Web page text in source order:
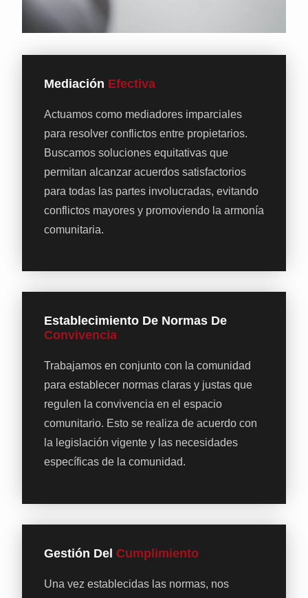
Mediación Efectiva
Actuamos como mediadores imparciales
para resolver conflictos entre propietarios.
Buscamos soluciones equitativas que
permitan alcanzar acuerdos satisfactorios
para todas las partes involucradas, evitando
conflictos mayores y promoviendo la armonía
comunitaria.
Establecimiento De Normas De
Convivencia
Trabajamos en conjunto con la comunidad
para establecer normas claras y justas que
regulen la convivencia en el espacio
comunitario. Esto se realiza de acuerdo con
la legislación vigente y las necesidades
específicas de la comunidad.
Gestión Del Cumplimiento
Una vez establecidas las normas, nos